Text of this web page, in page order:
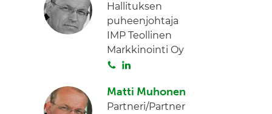
Hallituksen
puheenjohtaja
IMP Teollinen
Markkinointi Oy
S
i
t
n
k
Matti Muhonen
Partneri/Partner